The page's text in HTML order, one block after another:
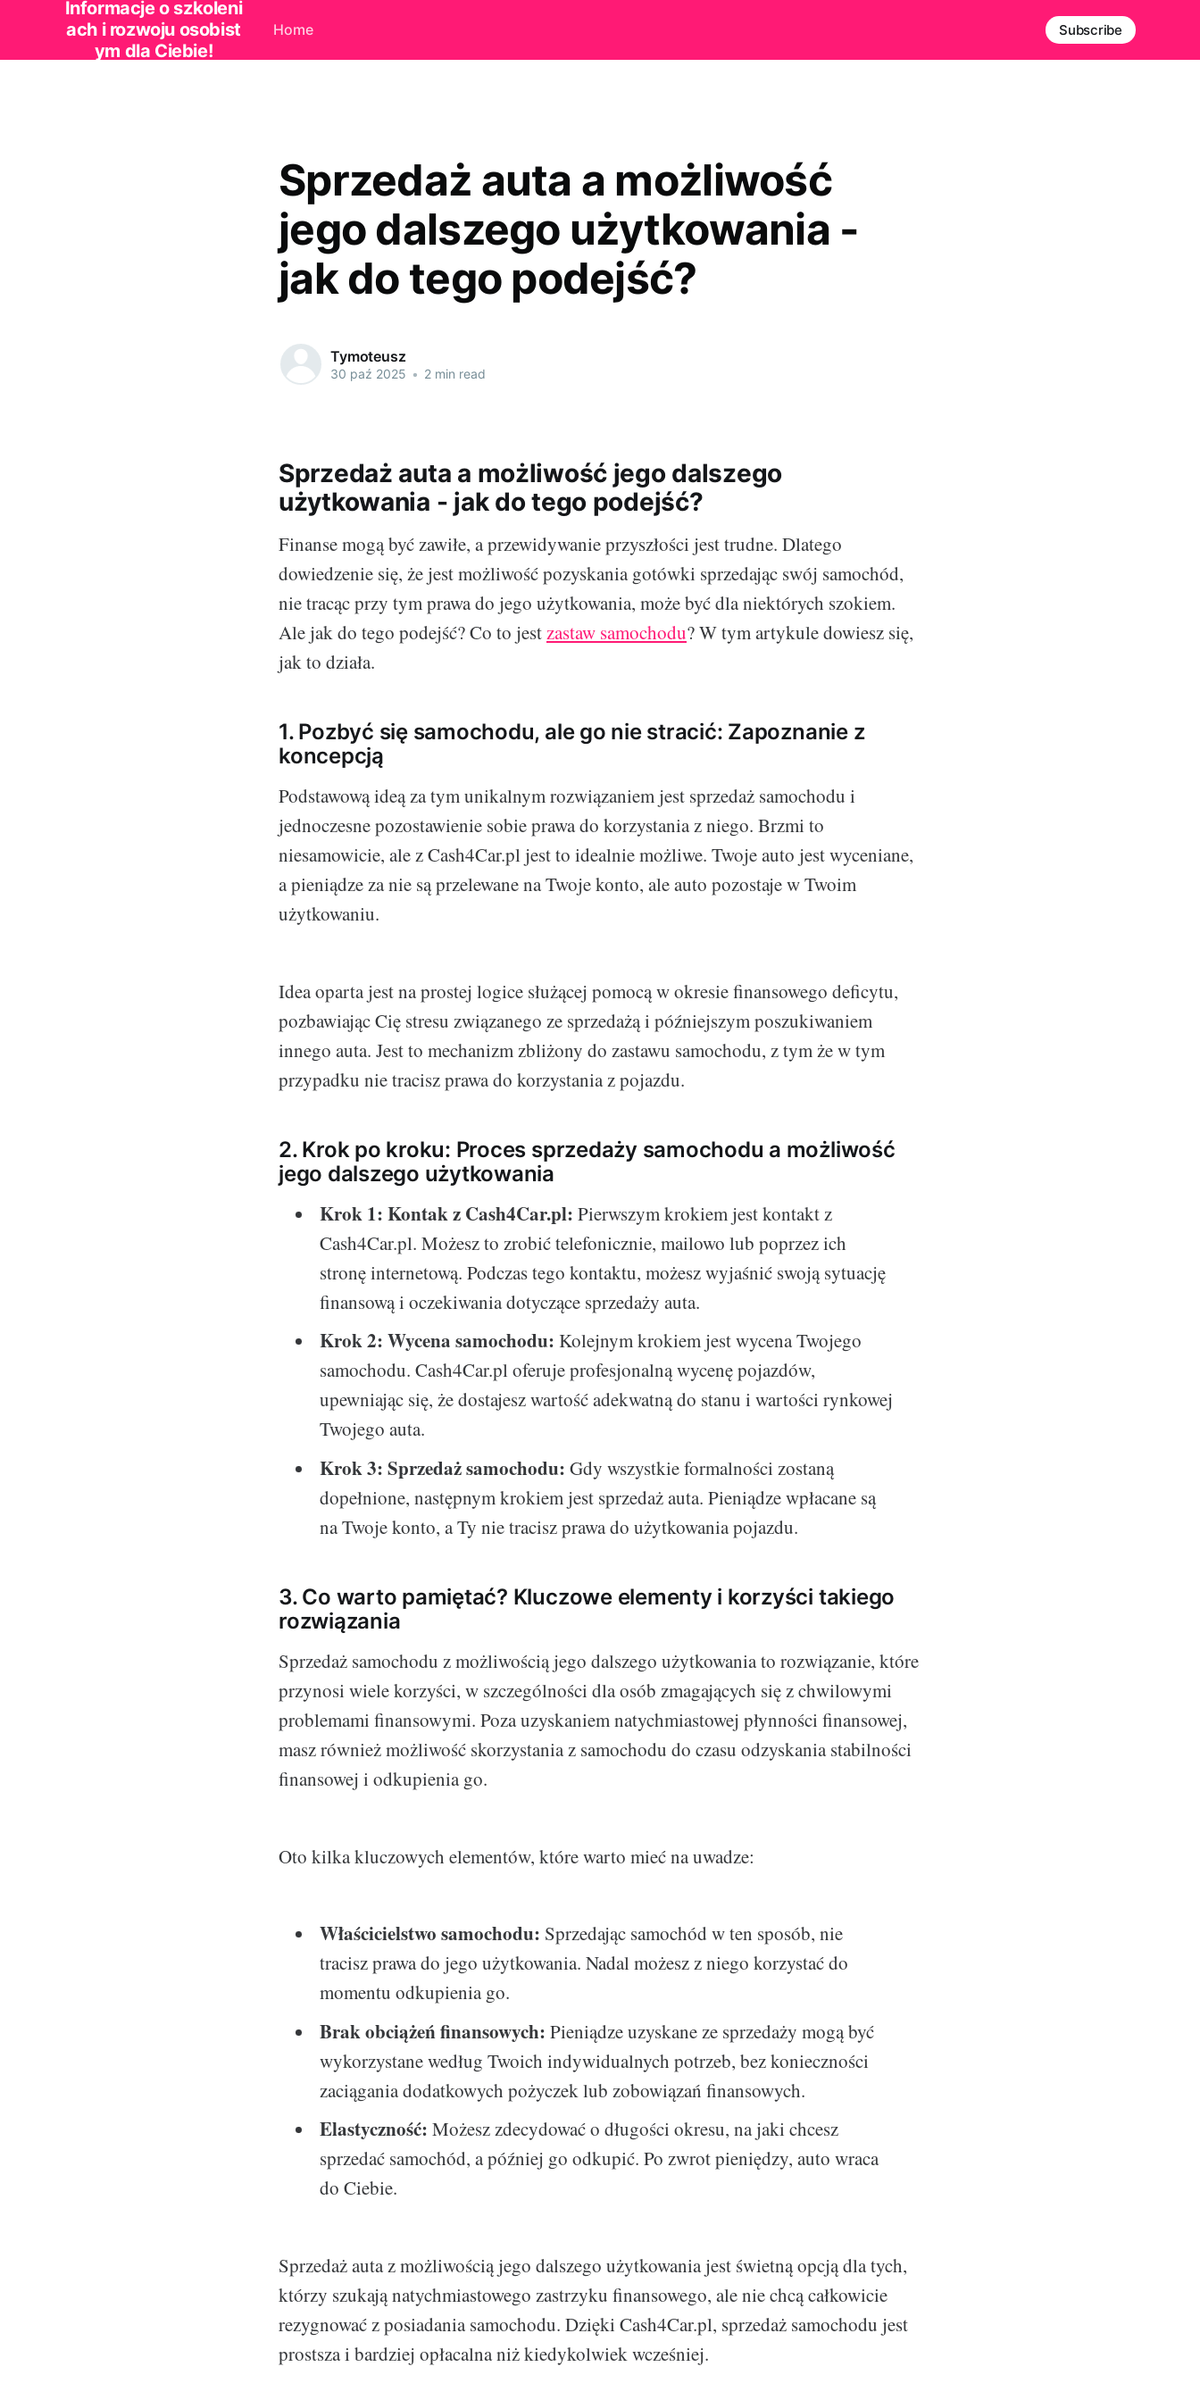
Informacje o szkoleni
ach i rozwoju osobist
ym dla Ciebie!
Home Subscribe
Sprzedaż auta a możliwość
jego dalszego użytkowania -
jak do tego podejść?
Tymoteusz
30 paź 2025 • 2 min read
Sprzedaż auta a możliwość jego dalszego
użytkowania - jak do tego podejść?
Finanse mogą być zawiłe, a przewidywanie przyszłości jest trudne. Dlatego
dowiedzenie się, że jest możliwość pozyskania gotówki sprzedając swój samochód,
nie tracąc przy tym prawa do jego użytkowania, może być dla niektórych szokiem.
Ale jak do tego podejść? Co to jestzastaw samochodu? W tym artykule dowiesz się,
jak to działa.
1. Pozbyć się samochodu, ale go nie stracić: Zapoznanie z
koncepcją
Podstawową ideą za tym unikalnym rozwiązaniem jest sprzedaż samochodu i
jednoczesne pozostawienie sobie prawa do korzystania z niego. Brzmi to
niesamowicie, ale z Cash4Car.pl jest to idealnie możliwe. Twoje auto jest wyceniane,
a pieniądze za nie są przelewane na Twoje konto, ale auto pozostaje w Twoim
użytkowaniu.
Idea oparta jest na prostej logice służącej pomocą w okresie finansowego deficytu,
pozbawiając Cię stresu związanego ze sprzedażą i późniejszym poszukiwaniem
innego auta. Jest to mechanizm zbliżony do zastawu samochodu, z tym że w tym
przypadku nie tracisz prawa do korzystania z pojazdu.
2. Krok po kroku: Proces sprzedaży samochodu a możliwość
jego dalszego użytkowania
Krok 1: Kontak z Cash4Car.pl: Pierwszym krokiem jest kontakt z
Cash4Car.pl. Możesz to zrobić telefonicznie, mailowo lub poprzez ich
stronę internetową. Podczas tego kontaktu, możesz wyjaśnić swoją sytuację
finansową i oczekiwania dotyczące sprzedaży auta.
Krok 2: Wycena samochodu: Kolejnym krokiem jest wycena Twojego
samochodu. Cash4Car.pl oferuje profesjonalną wycenę pojazdów,
upewniając się, że dostajesz wartość adekwatną do stanu i wartości rynkowej
Twojego auta.
Krok 3: Sprzedaż samochodu: Gdy wszystkie formalności zostaną
dopełnione, następnym krokiem jest sprzedaż auta. Pieniądze wpłacane są
na Twoje konto, a Ty nie tracisz prawa do użytkowania pojazdu.
3. Co warto pamiętać? Kluczowe elementy i korzyści takiego
rozwiązania
Sprzedaż samochodu z możliwością jego dalszego użytkowania to rozwiązanie, które
przynosi wiele korzyści, w szczególności dla osób zmagających się z chwilowymi
problemami finansowymi. Poza uzyskaniem natychmiastowej płynności finansowej,
masz również możliwość skorzystania z samochodu do czasu odzyskania stabilności
finansowej i odkupienia go.
Oto kilka kluczowych elementów, które warto mieć na uwadze:
Właścicielstwo samochodu: Sprzedając samochód w ten sposób, nie
tracisz prawa do jego użytkowania. Nadal możesz z niego korzystać do
momentu odkupienia go.
Brak obciążeń finansowych: Pieniądze uzyskane ze sprzedaży mogą być
wykorzystane według Twoich indywidualnych potrzeb, bez konieczności
zaciągania dodatkowych pożyczek lub zobowiązań finansowych.
Elastyczność: Możesz zdecydować o długości okresu, na jaki chcesz
sprzedać samochód, a później go odkupić. Po zwrot pieniędzy, auto wraca
do Ciebie.
Sprzedaż auta z możliwością jego dalszego użytkowania jest świetną opcją dla tych,
którzy szukają natychmiastowego zastrzyku finansowego, ale nie chcą całkowicie
rezygnować z posiadania samochodu. Dzięki Cash4Car.pl, sprzedaż samochodu jest
prostsza i bardziej opłacalna niż kiedykolwiek wcześniej.